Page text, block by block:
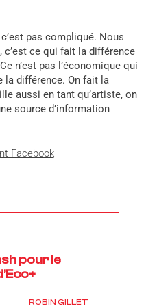
pas compliqué. Nous
c’est ce qui fait la différence
n’est pas l’économique qui
la différence. On fait la
aussi en tant qu’artiste, on
source d’information
Facebook
pour le
ROBIN GILLET